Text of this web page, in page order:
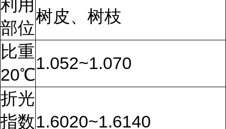
利用
部位
树皮、树枝
比重
20℃
1.052~1.070
折光
指数1.6020~1.6140